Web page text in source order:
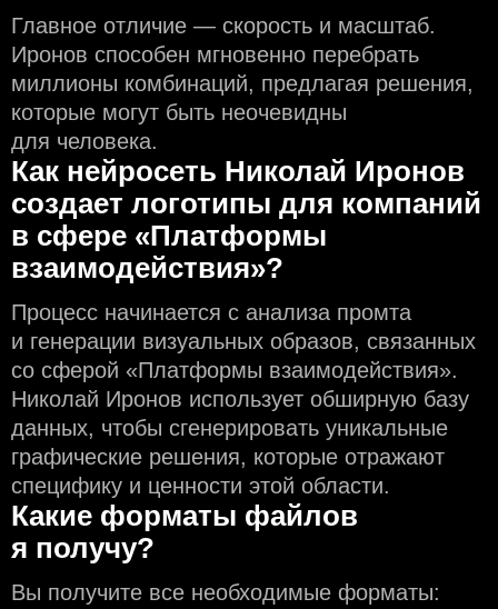
Главное отличие — скорость и масштаб.
Иронов способен мгновенно перебрать
миллионы комбинаций, предлагая решения,
которые могут быть неочевидны
для человека.
Как нейросеть Николай Иронов
создаeт логотипы для компаний
в сфере «Платформы
взаимодействия»?
Процесс начинается с анализа промта
и генерации визуальных образов, связанных
со сферой «Платформы взаимодействия».
Николай Иронов использует обширную базу
данных, чтобы сгенерировать уникальные
графические решения, которые отражают
специфику и ценности этой области.
Какие форматы файлов
я получу?
Вы получите все необходимые форматы: